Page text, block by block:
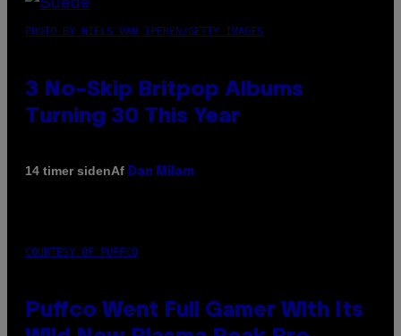
PHOTO BY NIELS VAN IPEREN/GETTY IMAGES
3 No-Skip Britpop Albums
Turning 30 This Year
14 timer sidenAf Dan Milam
COURTESY OF PUFFCO
Puffco Went Full Gamer With Its